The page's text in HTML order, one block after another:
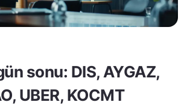
sonu: DIS, AYGAZ,
UBER, KOCMT